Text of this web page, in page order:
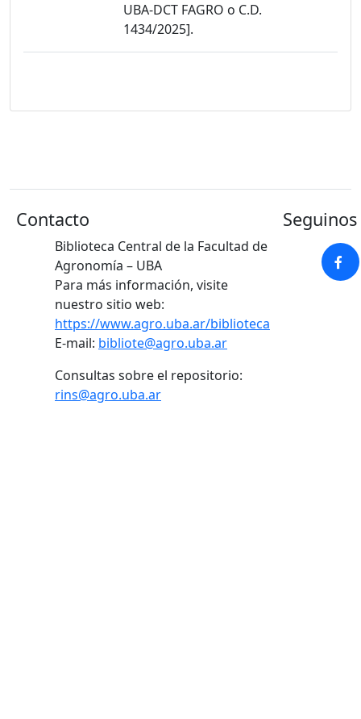
UBA-DCT FAGRO o C.D.
1434/2025].
Contacto
Biblioteca Central de la Facultad de
Agronomía – UBA
Para más información, visite
nuestro sitio web:
https://www.agro.uba.ar/biblioteca
E-mail: bibliote@agro.uba.ar
Consultas sobre el repositorio:
rins@agro.uba.ar